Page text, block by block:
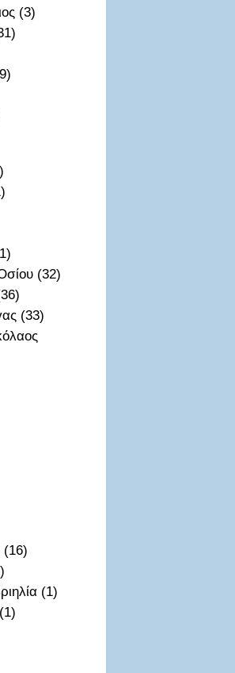
(3)
(32)
(33)
(16)
(1)